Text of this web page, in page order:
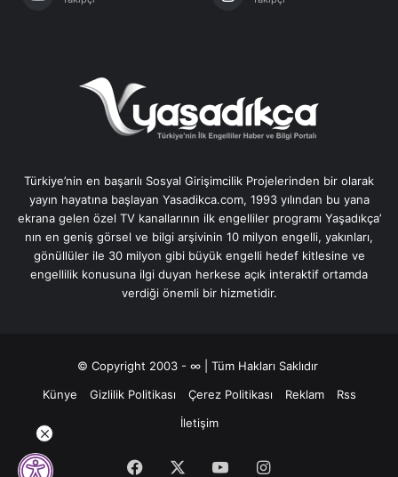
Türkiye’nin en başarılı Sosyal Girişimcilik Projelerinden bir olarak
yayın hayatına başlayan Yasadikca.com, 1993 yılından bu yana
ekrana gelen özel TV kanallarının ilk engelliler programı Yaşadıkça’
nın en geniş görsel ve bilgi arşivinin 10 milyon engelli, yakınları,
gönüllüler ile 30 milyon gibi büyük engelli hedef kitlesine ve
engellilik konusuna ilgi duyan herkese açık interaktif ortamda
verdiği önemli bir hizmetidir.
© Copyright 2003 - ∞ | Tüm Hakları Saklıdır
Künye
Gizlilik Politikası Çerez Politikası Reklam
Rss
İletişim
Facebook YouTubeInstagram